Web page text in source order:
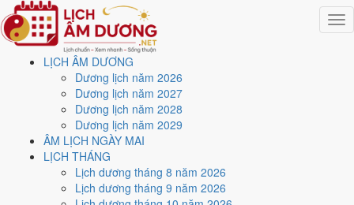
LỊCH ÂM DƯƠNG
Dương lịch năm 2026
Dương lịch năm 2027
Dương lịch năm 2028
Dương lịch năm 2029
ÂM LỊCH NGÀY MAI
LỊCH THÁNG
Lịch dương tháng 8 năm 2026
Lịch dương tháng 9 năm 2026
Trang chủ
Lịch năm 2026
Tháng 9/2026
Ngày 17/9/2026 (Giáp Ngọ)
Xem ngày17/9/2026
lịch - Ngày 7/8 âm lịch